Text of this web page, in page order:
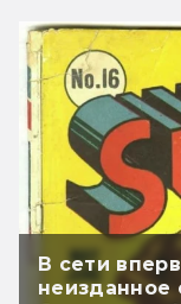
В сети
неизданное